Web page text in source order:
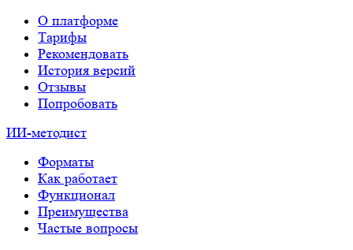
О платформе
Тарифы
Рекомендовать
История версий
Отзывы
Попробовать
ИИ-методист
Форматы
Как работает
Функционал
Преимущества
Частые вопросы